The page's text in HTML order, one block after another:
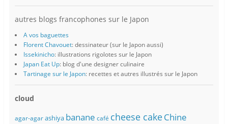
autres blogs francophones sur le Japon
A vos baguettes
Florent Chavouet: dessinateur (sur le Japon aussi)
Issekinicho: illustrations rigolotes sur le Japon
Japan Eat Up: blog d'une designer culinaire
Tartinage sur le Japon: recettes et autres illustrés sur le Japon
cloud
agar-agar ashiya banane café cheese cakeChine